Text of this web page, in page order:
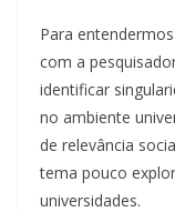
Para
com a
identificar
no ambiente
de relevância
tema pouco
universidades.